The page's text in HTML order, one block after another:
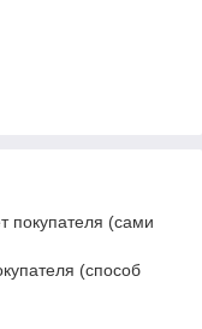
покупателя (сами
(способ